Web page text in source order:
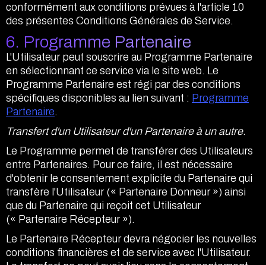
conformément aux conditions prévues à l'article 10
des présentes Conditions Générales de Service.
6. Programme Partenaire
L'Utilisateur peut souscrire au Programme Partenaire
en sélectionnant ce service via le site web. Le
Programme Partenaire est régi par des conditions
spécifiques disponibles au lien suivant : Programme
Partenaire.
Transfert d'un Utilisateur d'un Partenaire à un autre.
Le Programme permet de transférer des Utilisateurs
entre Partenaires. Pour ce faire, il est nécessaire
d'obtenir le consentement explicite du Partenaire qui
transfère l'Utilisateur (« Partenaire Donneur ») ainsi
que du Partenaire qui reçoit cet Utilisateur
(« Partenaire Récepteur »).
Le Partenaire Récepteur devra négocier les nouvelles
conditions financières et de service avec l'Utilisateur.